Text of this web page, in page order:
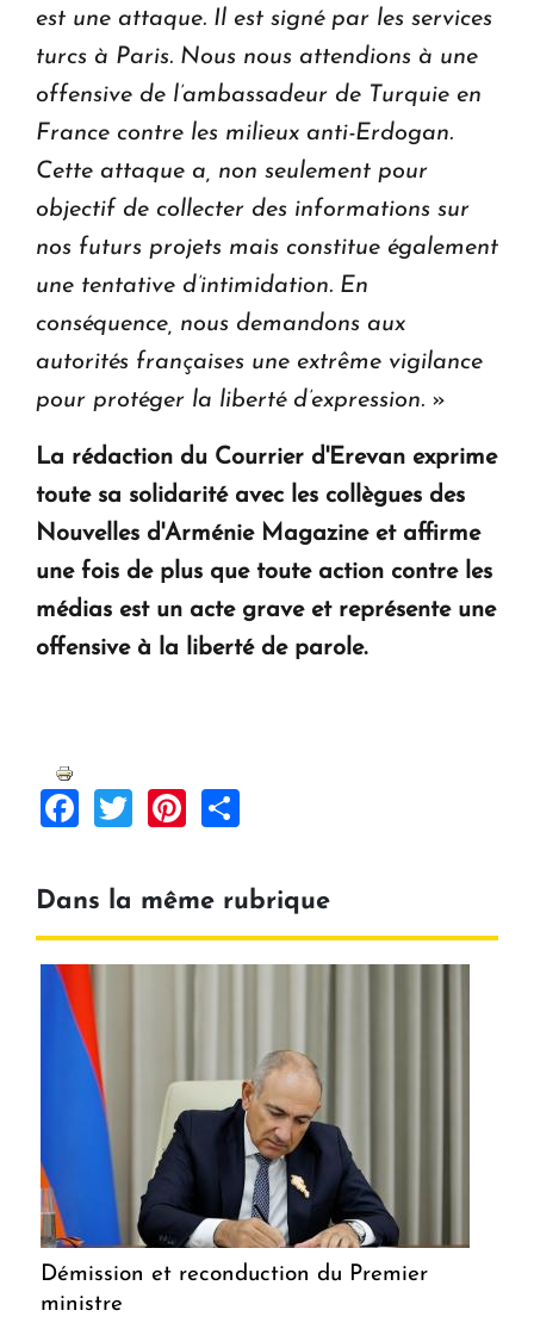
est une attaque. Il est signé par les services
turcs à Paris. Nous nous attendions à une
offensive de l’ambassadeur de Turquie en
France contre les milieux anti-Erdogan.
Cette attaque a, non seulement pour
objectif de collecter des informations sur
nos futurs projets mais constitue également
une tentative d’intimidation. En
conséquence, nous demandons aux
autorités françaises une extrême vigilance
pour protéger la liberté d’expression. »
La rédaction du Courrier d'Erevan exprime
toute sa solidarité avec les collègues des
Nouvelles d'Arménie Magazine et affirme
une fois de plus que toute action contre les
médias est un acte grave et représente une
offensive à la liberté de parole.
Facebook
TwitterPinterest
Dans la même rubrique
Démission et reconduction du Premier
ministre